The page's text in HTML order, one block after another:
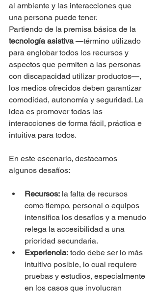
al ambiente y las interacciones que
una persona puede tener.
Partiendo de la premisa básica de la
tecnología asistiva —término utilizado
para englobar todos los recursos y
aspectos que permiten a las personas
con discapacidad utilizar productos—,
los medios ofrecidos deben garantizar
comodidad, autonomía y seguridad. La
idea es promover todas las
interacciones de forma fácil, práctica e
intuitiva para todos.
En este escenario, destacamos
algunos desafíos:
Recursos: la falta de recursos
como tiempo, personal o equipos
intensifica los desafíos y a menudo
relega la accesibilidad a una
prioridad secundaria.
Experiencia: todo debe ser lo más
intuitivo posible, lo cual requiere
pruebas y estudios, especialmente
en los casos que involucran